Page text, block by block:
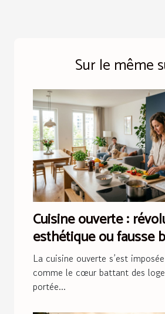
Sur le même
Cuisine ouverte :
esthétique ou fausse
?
La cuisine ouverte s’est
comme le cœur battant des
portée...